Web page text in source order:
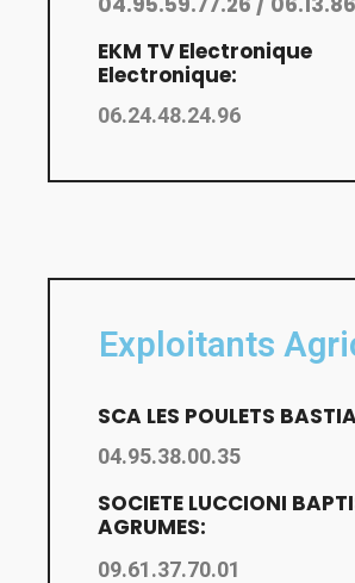
EKM TV Electronique
Electronique:
06.24.48.24.96
Exploitants
SCA LES POULETS
04.95.38.00.35
SOCIETE LUCCIONI
AGRUMES:
09.61.37.70.01